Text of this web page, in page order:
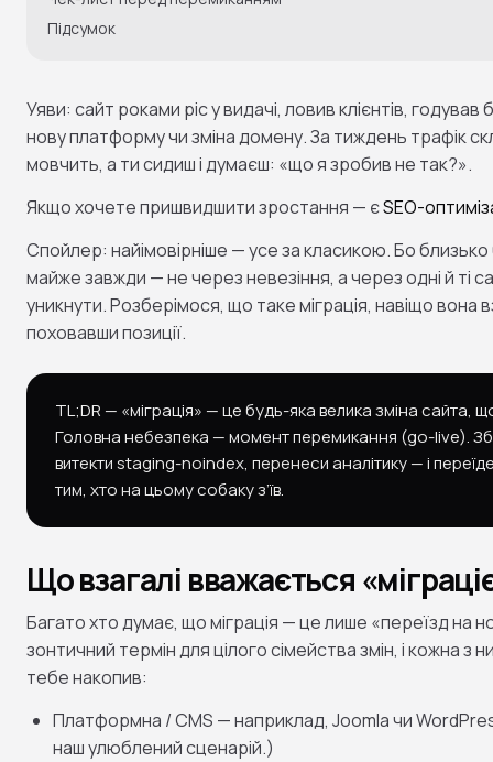
Підсумок
Уяви: сайт роками ріс у видачі, ловив клієнтів,
нову платформу чи зміна домену. За тиждень трафік
мовчить, а ти сидиш і думаєш: «що я зробив не так?».
Якщо хочете пришвидшити зростання — єSEO-
Спойлер: найімовірніше — усе за класикою. Бо близько
майже завжди — не через невезіння, а через одні й ті
уникнути. Розберімося, що таке міграція, навіщо вона
поховавши позиції.
TL;DR — «міграція» — це будь-яка велика зміна сайта,
Головна небезпека — момент перемикання (go-live).
витекти staging-noindex, перенеси аналітику — і
тим, хто на цьому собаку з’їв.
Що взагалі вважається
Багато хто думає, що міграція — це лише «переїзд на
зонтичний термін для цілого сімейства змін, і кожна з
тебе накопив:
Платформна / CMS — наприклад, Joomla чи
наш улюблений сценарій.)